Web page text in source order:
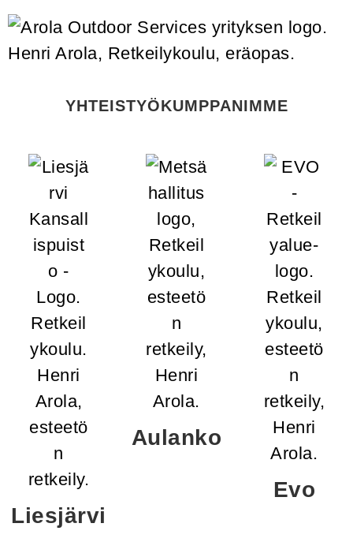
YHTEISTYÖKUMPPANIMME
Liesjärvi
Aulanko
Evo